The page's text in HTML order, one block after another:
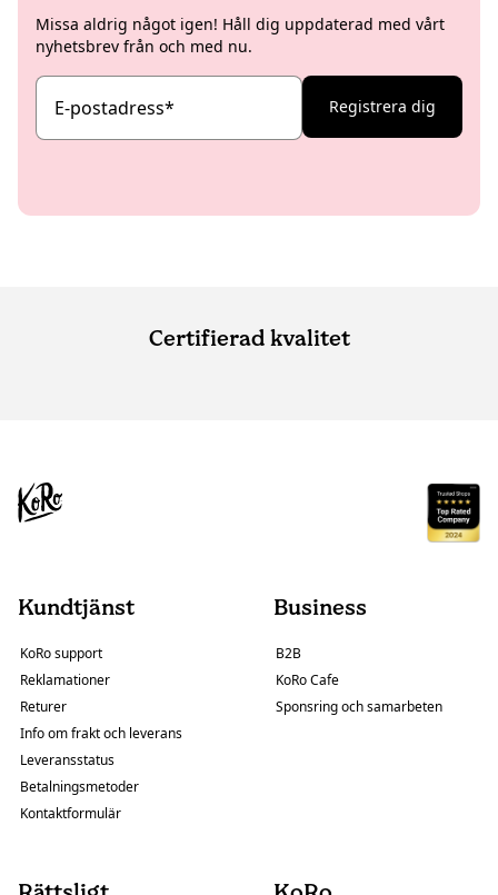
Missa aldrig något igen! Håll dig uppdaterad med vårt
nyhetsbrev från och med nu.
E-postadress* Registrera dig
Certifierad kvalitet
Kundtjänst
KoRo support
Reklamationer
Returer
Info om frakt och leverans
Leveransstatus
Betalningsmetoder
Kontaktformulär
Business
B2B
KoRo Cafe
Sponsring och samarbeten